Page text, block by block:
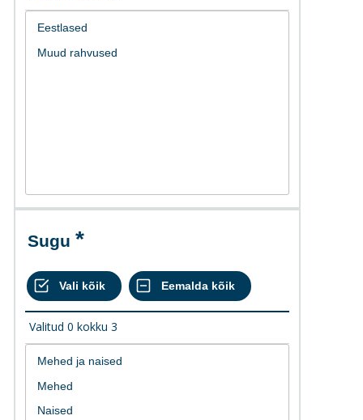
Sugu
Valitud 0 kokku 3